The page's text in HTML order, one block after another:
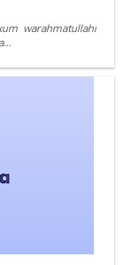
warahmatullahi